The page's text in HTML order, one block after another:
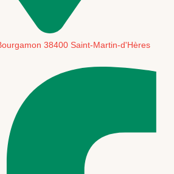
38400 Saint-Martin-d'Hères